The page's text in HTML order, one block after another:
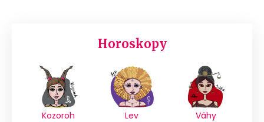
Horoskopy
Kozoroh Lev Váhy